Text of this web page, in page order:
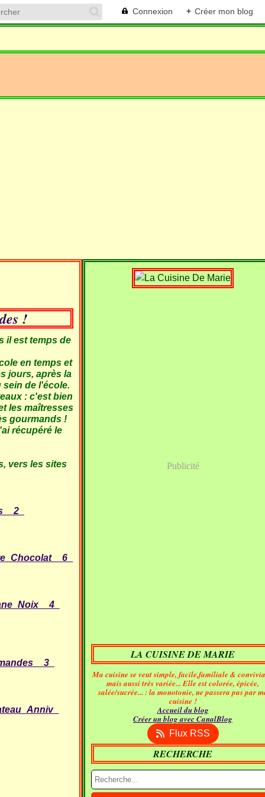
Connexion + Créer mon blog
!
il est temps de
en temps et
jours, après la
sein de l'école.
: c'est bien
les maîtresses
gourmands !
récupéré le
vers les sites
Publicité
LA CUISINE DE MARIE
Ma cuisine se veut simple, facile,familiale &
mais aussi très variée... Elle est colorée, épicée,
salée/sucrée... : la monotonie, ne passera pas par
cuisine !
Accueil du blog
Créer un blog avec CanalBlog
Flux RSS
RECHERCHE